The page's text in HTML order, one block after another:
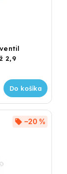
2,9
Do košíka
–20 %